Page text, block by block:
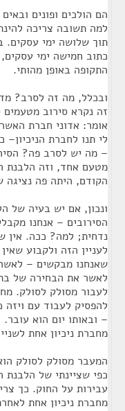
הם הולכים ופונים
תוך שלושה ימי
כתוב חמישה ימי
התקופה באופן מהותי.
ובכלל, מה זה לסרב?
זה נקרא סירוב
אומר: אדוני חברת
לי תנו לחברת
– מה יש לסרב פה?
מטעם אחד, וזה הלבנת
הקודם, היתה פה נציגה
ונכון, אם יש בעיה של
הסירובים – אנחנו
נדחית; למה? ככה. אין
לעניין הזה ולקבוע
שאנחנו מבקשים –
לאשר את הבחירה של
לעבור מסולק לסולק.
להפסיק לעבוד עם
– ובאותו יום הוא
מחברת ניכיון אחת
המעבר מסולק לסולק
כפי שציינתי של הלבנת
עבירות על החוק. כך
מחברת ניכיון אחת